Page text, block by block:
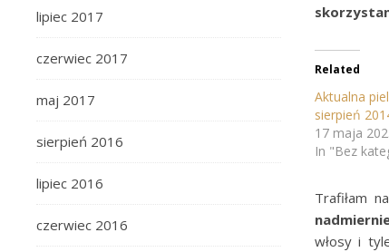
lipiec 2017
czerwiec 2017
maj 2017
sierpień 2016
lipiec 2016
czerwiec 2016
Related
Aktualna
sierpień
17 maja
In "Bez
Trafiłam na
włosy i